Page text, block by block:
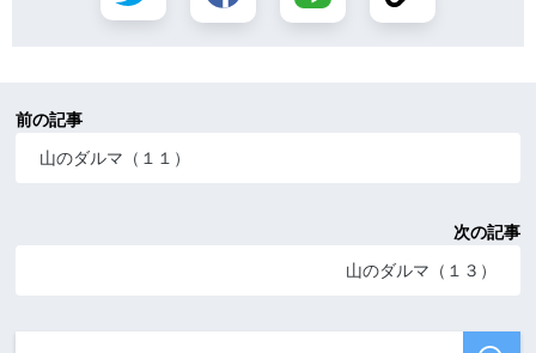
前の記事
山のダルマ（１１）
次の記事
山のダルマ（１３）